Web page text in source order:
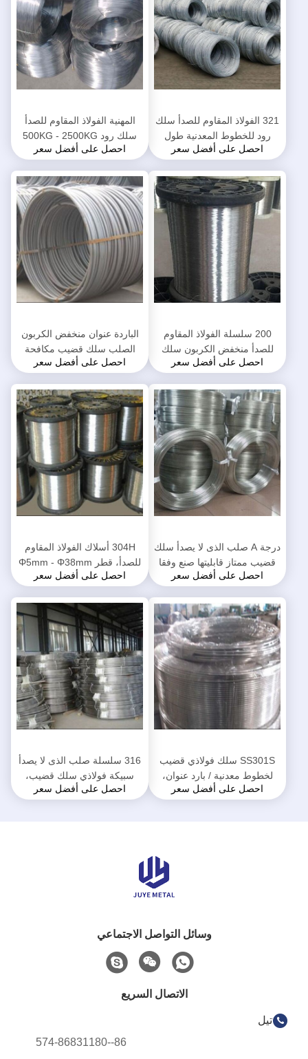
321 الفولاذ المقاوم للصدأ سلك
رود للخطوط المعدنية طول
مخصص عالية القوة
احصل على أفضل سعر
المهنية الفولاذ المقاوم للصدأ
سلك رود 500KG - 2500KG
لفائف الوزن ISO9001 القياسية
احصل على أفضل سعر
200 سلسلة الفولاذ المقاوم
للصدأ منخفض الكربون سلك
قطر قضيب 0.025 - 5MMاحصل على أفضل سعر
الباردة عنوان منخفض الكربون
الصلب سلك قضيب مكافحة
التآكل 304 سس المواد
احصل على أفضل سعر
درجة A صلب الذى لا يصدأ سلك
قضيب ممتاز قابليتها صنع وفقا
لطلب الزبون طول
احصل على أفضل سعر
304H أسلاك الفولاذ المقاوم
للصدأ، قطر Φ5mm - Φ38mm
لينة أسلاك الفولاذ المقاوم للصدأ
احصل على أفضل سعر
SS301S سلك فولاذي قضيب
لخطوط معدنية / بارد عنوان،
متحمل معدن سلك قضيب
احصل على أفضل سعر
316 سلسلة صلب الذى لا يصدأ
سبيكة فولاذي سلك قضيب،
أنتي أسيد فولاذي سلك قضيب
احصل على أفضل سعر
وسائل التواصل الاجتماعي
الاتصال السريع
تيل
86--574-86831180